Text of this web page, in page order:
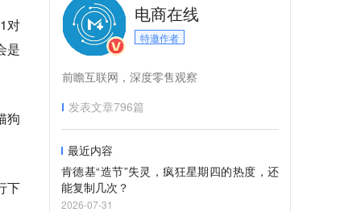
对
是
狗
下
电商在线
特邀作者
前瞻互联网，深度零售观察
发表文章796篇
最近内容
肯德基“造节”失灵，疯狂星期四的热度，还
能复制几次？
2026-07-31